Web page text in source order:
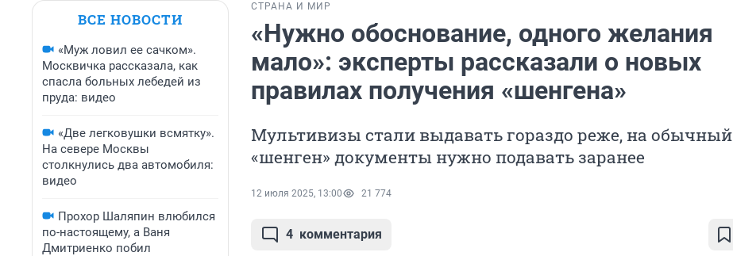
ВСЕ НОВОСТИ
«Муж ловил ее сачком».
Москвичка рассказала, как
спасла больных лебедей из
пруда: видео
«Две легковушки всмятку».
На севере Москвы
столкнулись два автомобиля:
видео
Прохор Шаляпин влюбился
по-настоящему, а Ваня
Дмитриенко побил
СТРАНА И МИР
«Нужно обоснование, одного желания
мало»: эксперты рассказали о новых
правилах получения «шенгена»
Мультивизы стали выдавать гораздо реже, на обычный
«шенген» документы нужно подавать заранее
12 июля 2025, 13:00 21 774
4 комментария